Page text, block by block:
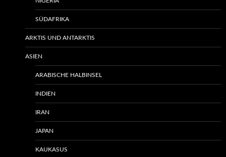
SÜDAFRIKA
ARKTIS UND ANTARKTIS
ASIEN
ARABISCHE HALBINSEL
INDIEN
IRAN
JAPAN
KAUKASUS